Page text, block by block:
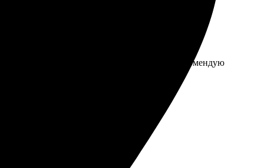
оформления прост, цены адекватные. Рекомендую